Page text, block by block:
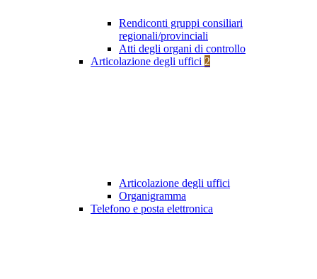
Rendiconti gruppi consiliari
regionali/provinciali
Atti degli organi di controllo
Articolazione degli uffici 2
Articolazione degli uffici
Organigramma
Telefono e posta elettronica